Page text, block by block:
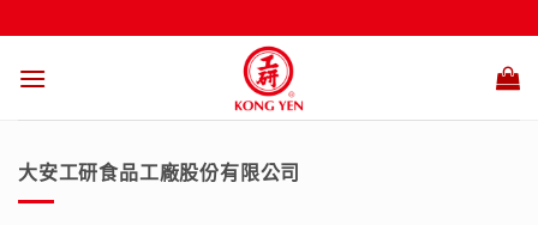
to
content
大安工研食品工廠股份有限公司